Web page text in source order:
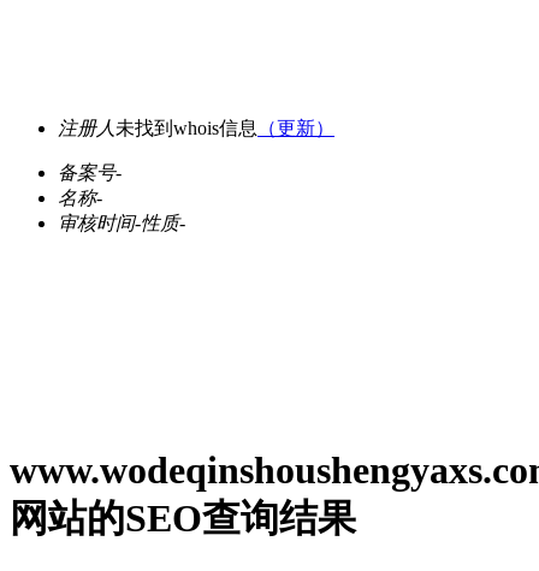
注册人 未找到whois信息 （更新）
备案号-
名称-
审核时间-性质-
网站的SEO查询结果